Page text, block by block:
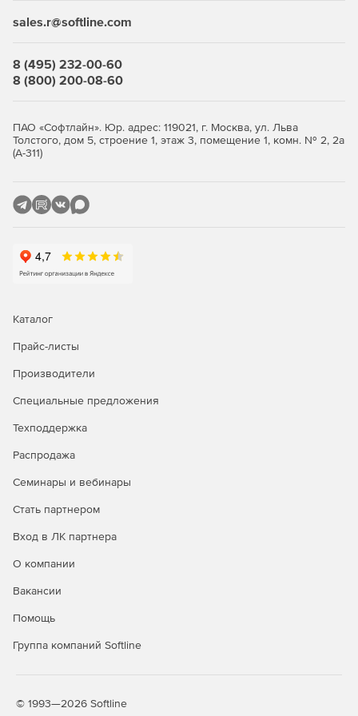
компьютере. Пиратские программы просто невозможно
Таким образом, Anti-Executable позволяет добиться
полного соответствия нормативно-правовым
регулирующим правилам.
Ключевые характеристики
Автоматическое создание белого списка программ
Централизованное применение белых списков для
ROM, USB-накопители или сетевые диски.
неавторизованной инсталляции программного
обеспечения.
Запрет на удаление или переименование любых
Совместимость:
Anti-Executable поддерживает работу с основными
Поддержка быстрого переключения пользователей.
sales.r@softline.com
8 (495) 232-00-60
8 (800) 200-08-60
ПАО «Софтлайн». Юр. адрес: 119021, г. Москва, ул. Льва
Толстого, дом 5, строение 1, этаж 3, помещение 1, комн. № 2, 2а
(А-311)
Каталог
Прайс-листы
Производители
Специальные предложения
Техподдержка
Распродажа
Семинары и вебинары
Стать партнером
Вход в ЛК партнера
О компании
Вакансии
Помощь
Группа компаний Softline
© 1993—2026 Softline